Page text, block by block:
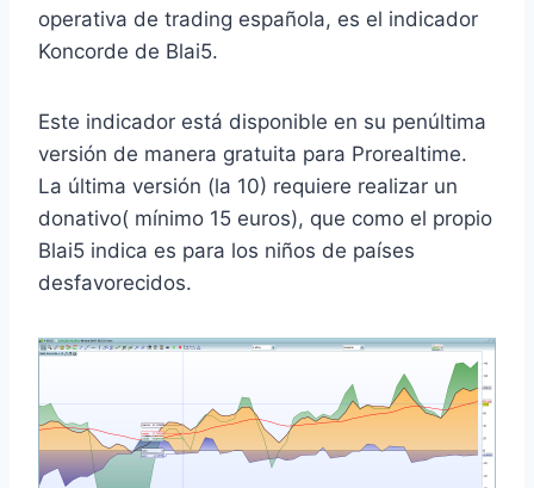
operativa de trading española, es el indicador
Koncorde de Blai5.
Este indicador está disponible en su penúltima
versión de manera gratuita para Prorealtime.
La última versión (la 10) requiere realizar un
donativo( mínimo 15 euros), que como el propio
Blai5 indica es para los niños de países
desfavorecidos.